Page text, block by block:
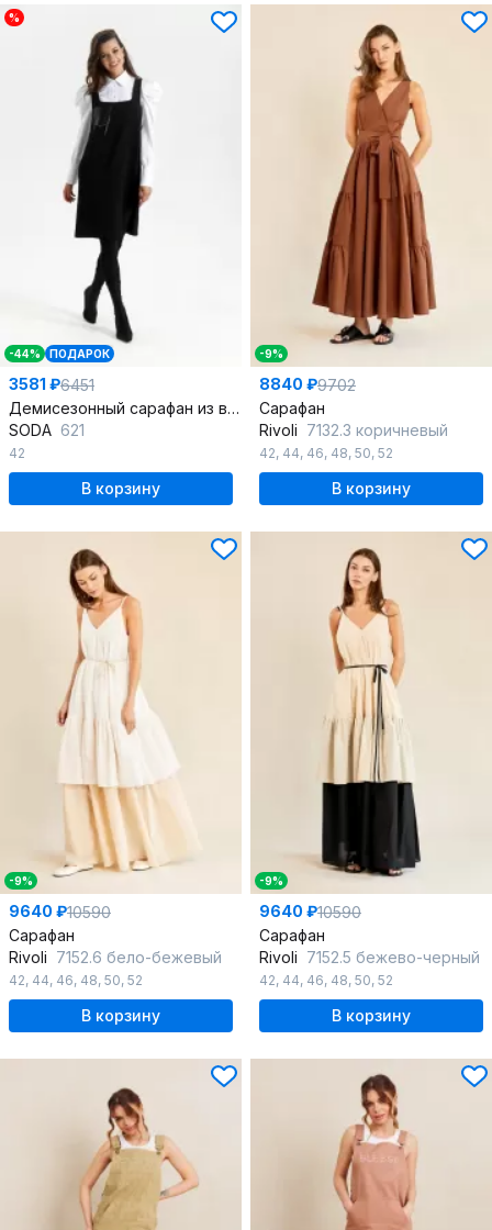
%
-44% ПОДАРОК
3581 ₽6451
Демисезонный сарафан из вискозы для повседневности
SODA 621
42
В корзину
-9%
8840 ₽9702
Сарафан
Rivoli 7132.3 коричневый
42, 44, 46, 48, 50, 52
В корзину
-9%
9640 ₽10590
Сарафан
Rivoli 7152.6 бело-бежевый
42, 44, 46, 48, 50, 52
В корзину
-9%
9640 ₽10590
Сарафан
Rivoli 7152.5 бежево-черный
42, 44, 46, 48, 50, 52
В корзину